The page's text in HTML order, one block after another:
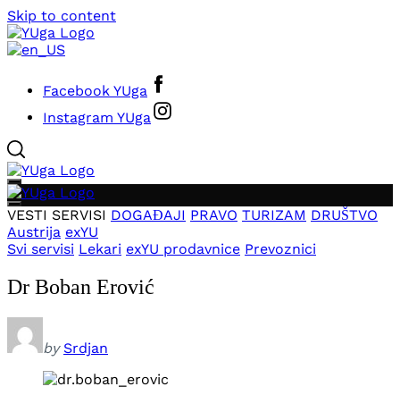
Skip to content
Facebook YUga
Instagram YUga
VESTI SERVISI DOGAĐAJI PRAVO TURIZAM DRUŠTVO
Austrija exYU
Svi servisi Lekari exYU prodavnice Prevoznici
Dr Boban Erović
by Srdjan